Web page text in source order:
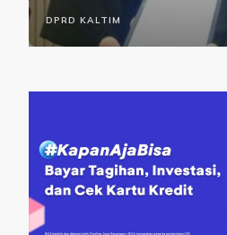
DPRD KALTIM